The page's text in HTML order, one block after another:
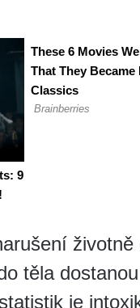
těla
je